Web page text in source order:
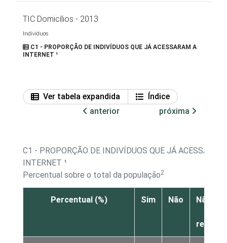
TIC Domicílios - 2013
Indivíduos
C1 - PROPORÇÃO DE INDIVÍDUOS QUE JÁ ACESSARAM A
INTERNET ¹
Ver tabela expandida
Índice
anterior
próxima
C1 - PROPORÇÃO DE INDIVÍDUOS QUE JÁ
INTERNET ¹
Percentual sobre o total da população2
Percentual (%) Sim Não
Não